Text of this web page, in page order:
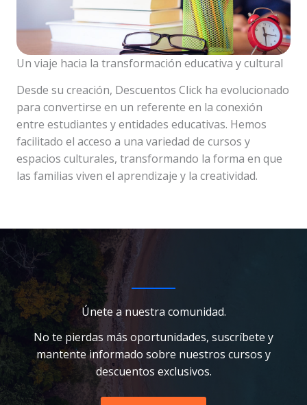
Un viaje hacia la transformación educativa y cultural
Desde su creación, Descuentos Click ha evolucionado
para convertirse en un referente en la conexión
entre estudiantes y entidades educativas. Hemos
facilitado el acceso a una variedad de cursos y
espacios culturales, transformando la forma en que
las familias viven el aprendizaje y la creatividad.
Únete a nuestra comunidad.
No te pierdas más oportunidades, suscríbete y
mantente informado sobre nuestros cursos y
descuentos exclusivos.